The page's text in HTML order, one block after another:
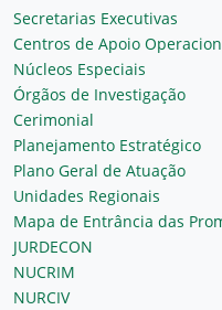
Secretarias Executivas
Centros de Apoio
Núcleos Especiais
Órgãos de Investigação
Cerimonial
Planejamento Estratégico
Plano Geral de Atuação
Unidades Regionais
Mapa de Entrância das
JURDECON
NUCRIM
NURCIV